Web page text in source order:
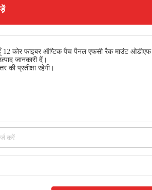
करें
पैनल
उपयुक्त
है